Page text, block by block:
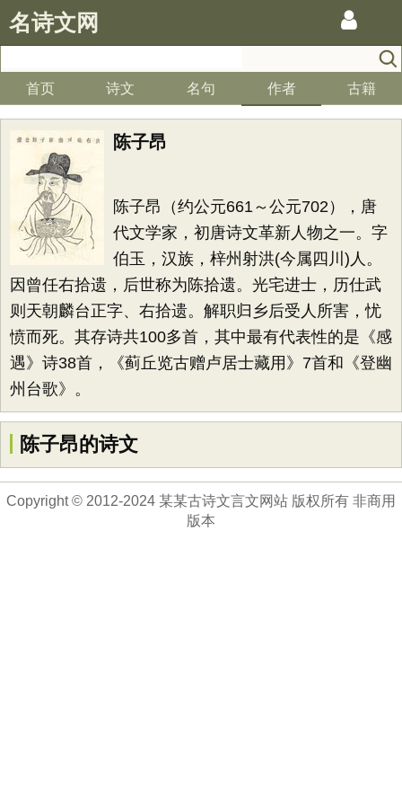
名诗文网
首页 诗文 名句 作者 古籍
陈子昂
陈子昂（约公元661～公元702），唐
代文学家，初唐诗文革新人物之一。字
伯玉，汉族，梓州射洪(今属四川)人。
因曾任右拾遗，后世称为陈拾遗。光宅进士，历仕武
则天朝麟台正字、右拾遗。解职归乡后受人所害，忧
愤而死。其存诗共100多首，其中最有代表性的是《感
遇》诗38首，《蓟丘览古赠卢居士藏用》7首和《登幽
州台歌》。
陈子昂的诗文
Copyright © 2012-2024 某某古诗文言文网站 版权所有 非商用
版本